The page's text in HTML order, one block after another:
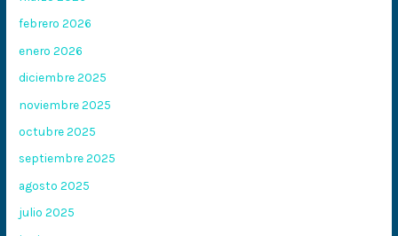
febrero 2026
enero 2026
diciembre 2025
noviembre 2025
octubre 2025
septiembre 2025
agosto 2025
julio 2025